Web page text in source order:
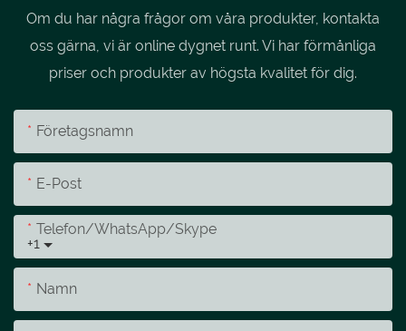
Om du har några frågor om våra produkter, kontakta
oss gärna, vi är online dygnet runt. Vi har förmånliga
priser och produkter av högsta kvalitet för dig.
Företagsnamn
E-Post
+1
Telefon/whatsApp/skype
Namn